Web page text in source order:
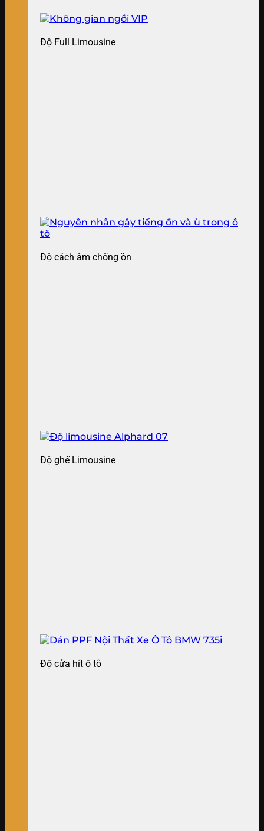
Độ Full Limousine
Độ cách âm chống ồn
Độ ghế Limousine
Độ cửa hít ô tô